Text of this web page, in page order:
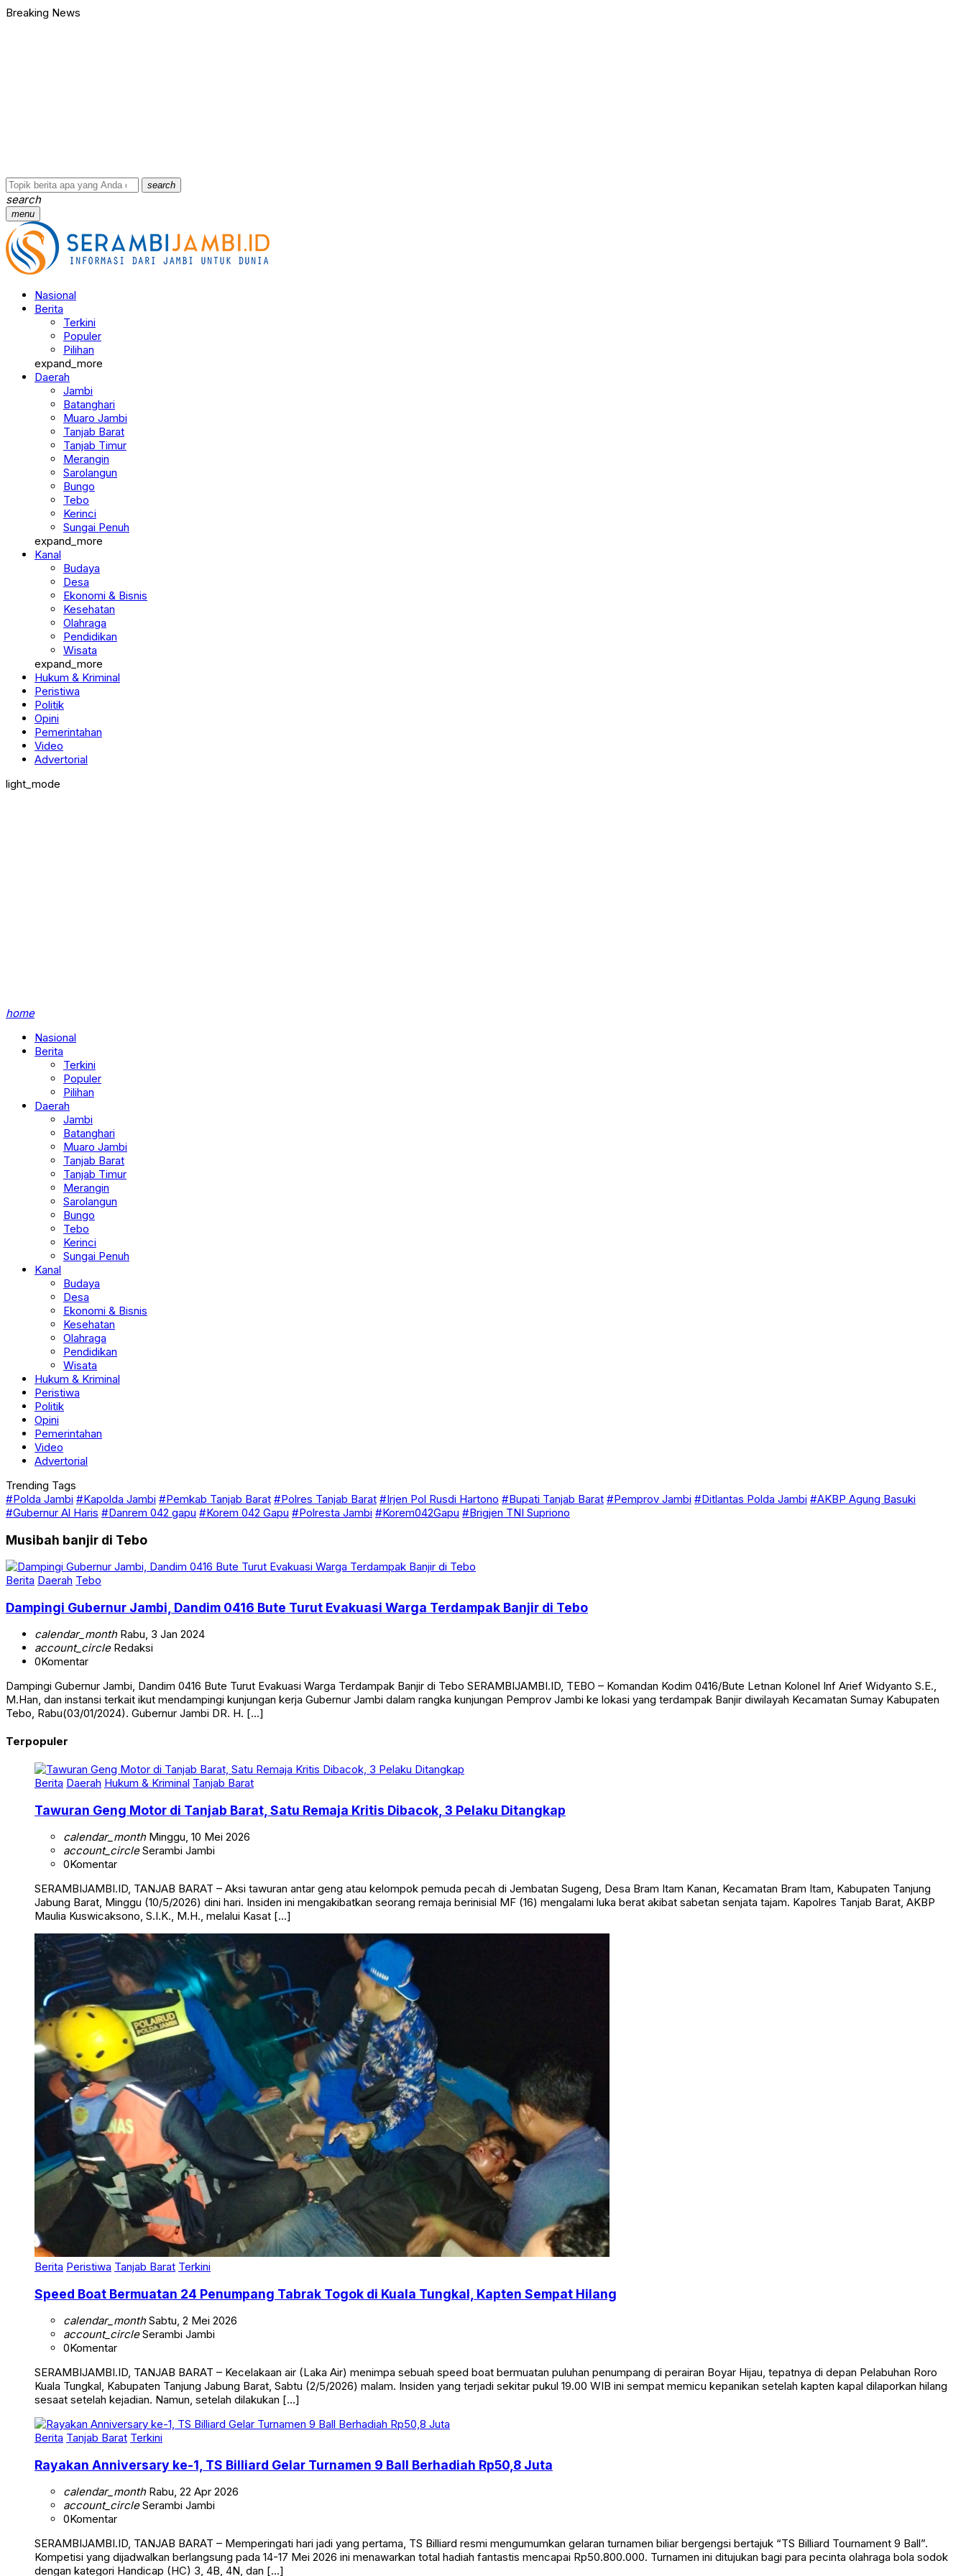
Breaking News
search
search
menu
Nasional
Berita
Terkini
Populer
Pilihan
expand_more
Daerah
Jambi
Batanghari
Muaro Jambi
Tanjab Barat
Tanjab Timur
Merangin
Sarolangun
Bungo
Tebo
Kerinci
Sungai Penuh
expand_more
Kanal
Budaya
Desa
Ekonomi & Bisnis
Kesehatan
Olahraga
Pendidikan
Wisata
expand_more
Hukum & Kriminal
Peristiwa
Politik
Opini
Pemerintahan
Video
Advertorial
light_mode
home
Nasional
Berita
Terkini
Populer
Pilihan
Daerah
Jambi
Batanghari
Muaro Jambi
Tanjab Barat
Tanjab Timur
Merangin
Sarolangun
Bungo
Tebo
Kerinci
Sungai Penuh
Kanal
Budaya
Desa
Ekonomi & Bisnis
Kesehatan
Olahraga
Pendidikan
Wisata
Hukum & Kriminal
Peristiwa
Politik
Opini
Pemerintahan
Video
Advertorial
Trending Tags
#Polda Jambi #Kapolda Jambi #Pemkab Tanjab Barat #Polres Tanjab Barat #Irjen Pol Rusdi Hartono #Bupati Tanjab Barat #Pemprov Jambi #Ditlantas Polda Jambi #AKBP Agung Basuki
#Gubernur Al Haris #Danrem 042 gapu #Korem 042 Gapu #Polresta Jambi #Korem042Gapu #Brigjen TNI Supriono
Musibah banjir di Tebo
Berita Daerah Tebo
Dampingi Gubernur Jambi, Dandim 0416 Bute Turut Evakuasi Warga Terdampak Banjir di Tebo
calendar_monthRabu, 3 Jan 2024
account_circleRedaksi
0Komentar
Dampingi Gubernur Jambi, Dandim 0416 Bute Turut Evakuasi Warga Terdampak Banjir di Tebo SERAMBIJAMBI.ID, TEBO – Komandan Kodim 0416/Bute Letnan Kolonel Inf Arief Widyanto S.E.,
M.Han, dan instansi terkait ikut mendampingi kunjungan kerja Gubernur Jambi dalam rangka kunjungan Pemprov Jambi ke lokasi yang terdampak Banjir diwilayah Kecamatan Sumay Kabupaten
Tebo, Rabu(03/01/2024). Gubernur Jambi DR. H. […]
Terpopuler
Berita Daerah Hukum & Kriminal Tanjab Barat
Tawuran Geng Motor di Tanjab Barat, Satu Remaja Kritis Dibacok, 3 Pelaku Ditangkap
calendar_monthMinggu, 10 Mei 2026
account_circleSerambi Jambi
0Komentar
SERAMBIJAMBI.ID, TANJAB BARAT – Aksi tawuran antar geng atau kelompok pemuda pecah di Jembatan Sugeng, Desa Bram Itam Kanan, Kecamatan Bram Itam, Kabupaten Tanjung
Jabung Barat, Minggu (10/5/2026) dini hari. Insiden ini mengakibatkan seorang remaja berinisial MF (16) mengalami luka berat akibat sabetan senjata tajam. Kapolres Tanjab Barat, AKBP
Maulia Kuswicaksono, S.I.K., M.H., melalui Kasat […]
Berita Peristiwa Tanjab Barat Terkini
Speed Boat Bermuatan 24 Penumpang Tabrak Togok di Kuala Tungkal, Kapten Sempat Hilang
calendar_monthSabtu, 2 Mei 2026
account_circleSerambi Jambi
0Komentar
SERAMBIJAMBI.ID, TANJAB BARAT – Kecelakaan air (Laka Air) menimpa sebuah speed boat bermuatan puluhan penumpang di perairan Boyar Hijau, tepatnya di depan Pelabuhan Roro
Kuala Tungkal, Kabupaten Tanjung Jabung Barat, Sabtu (2/5/2026) malam. Insiden yang terjadi sekitar pukul 19.00 WIB ini sempat memicu kepanikan setelah kapten kapal dilaporkan hilang
sesaat setelah kejadian. Namun, setelah dilakukan […]
Berita Tanjab Barat Terkini
Rayakan Anniversary ke-1, TS Billiard Gelar Turnamen 9 Ball Berhadiah Rp50,8 Juta
calendar_monthRabu, 22 Apr 2026
account_circleSerambi Jambi
0Komentar
SERAMBIJAMBI.ID, TANJAB BARAT – Memperingati hari jadi yang pertama, TS Billiard resmi mengumumkan gelaran turnamen biliar bergengsi bertajuk “TS Billiard Tournament 9 Ball”.
Kompetisi yang dijadwalkan berlangsung pada 14-17 Mei 2026 ini menawarkan total hadiah fantastis mencapai Rp50.800.000. Turnamen ini ditujukan bagi para pecinta olahraga bola sodok
dengan kategori Handicap (HC) 3, 4B, 4N, dan […]